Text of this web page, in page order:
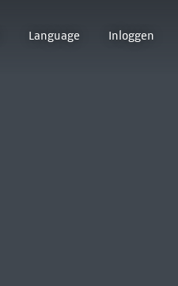
Language Inloggen